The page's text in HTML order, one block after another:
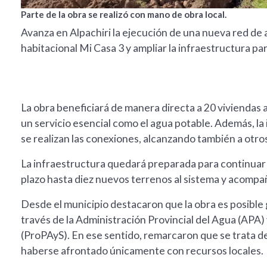
Parte de la obra se realizó con mano de obra local.
Avanza en Alpachiri la ejecución de una nueva red
habitacional Mi Casa 3 y ampliar la infraestructura
La obra beneficiará de manera directa a 20
un servicio esencial como el agua potable. Además,
se realizan las conexiones, alcanzando también a
La infraestructura quedará preparada para
plazo hasta diez nuevos terrenos al sistema y
Desde el municipio destacaron que la obra es
través de la Administración Provincial del Agua
(ProPAyS). En ese sentido, remarcaron que se trata
haberse afrontado únicamente con recursos locales.